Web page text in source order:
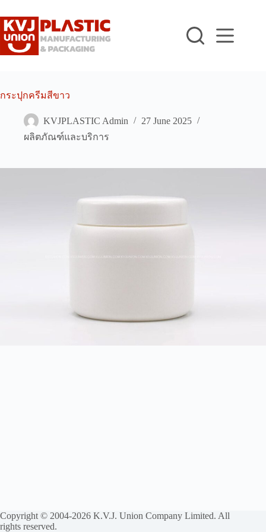
to
content
กระปุกครีมสีขาว
KVJPLASTIC Admin
27 June 2025
ผลิตภัณฑ์และบริการ
Copyright © 2004-2026 K.V.J. Union Company Limited. All
rights reserved.